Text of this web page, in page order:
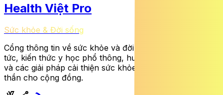
Health Việt Pro
Sức khỏe & Đời sống
Cổng thông tin về sức khỏe và đời sống cung cấp tin
tức, kiến thức y học phổ thông, hướng dẫn dinh dưỡng
và các giải pháp cải thiện sức khỏe thể chất lẫn tinh
thần cho cộng đồng.